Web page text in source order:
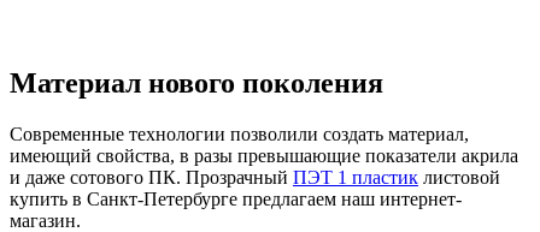
Материал нового поколения
Современные технологии позволили создать материал,
имеющий свойства, в разы превышающие показатели акрила
и даже сотового ПК. Прозрачный ПЭТ 1 пластик листовой
купить в Санкт-Петербурге предлагаем наш интернет-
магазин.